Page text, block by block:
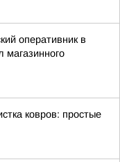
оперативник в
магазинного
ковров: простые